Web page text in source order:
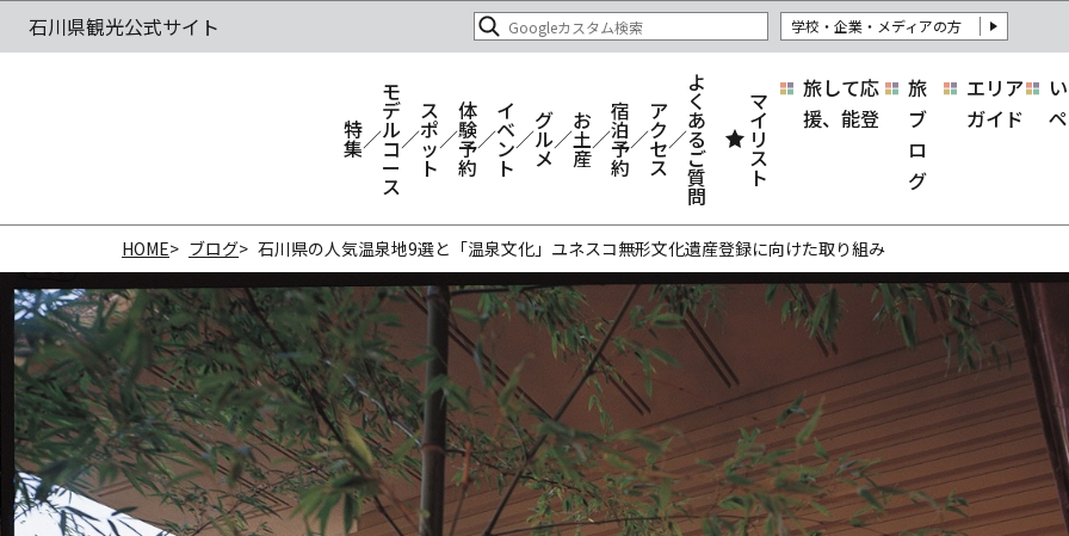
学校・企業・メディアの方
特
集
モ
デ
ル
コ
ー
ス
ス
ポ
ッ
ト
体
験
予
約
イ
ベ
ン
ト
グ
ル
メ
お
土
産
宿
泊
予
約
ア
ク
セ
ス
よ
く
あ
る
ご
質
問
マ
イ
リ
ス
ト
旅して応
援、能登
旅
ブ
ロ
グ
エリア
ガイド
HOME ブログ 石川県の人気温泉地9選と「温泉文化」ユネスコ無形文化遺産登録に向けた取り組み